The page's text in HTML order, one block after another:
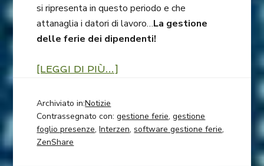
si ripresenta in questo periodo e che
attanaglia i datori di lavoro…La gestione
delle ferie dei dipendenti!
[LEGGI DI PIÙ…]
Archiviato in:Notizie
Contrassegnato con:gestione ferie,gestione
foglio presenze,Interzen,software gestione ferie,
ZenShare